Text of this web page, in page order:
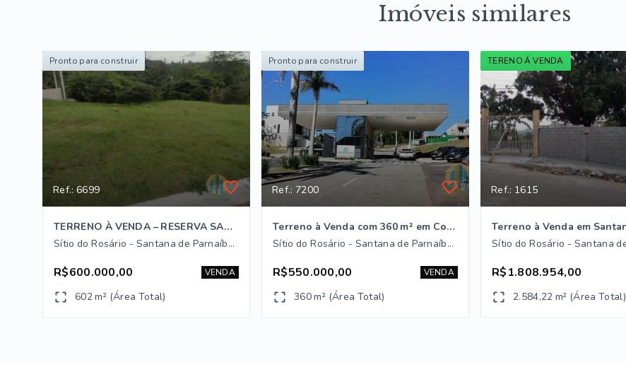
Imóveis similares
Pronto para construir
Ref.: 6699
TERRENO À VENDA – RESERVA SANTA ANA | SANTANA DE PARNAÍBA
Sítio do Rosário - Santana de Parnaíba/SP
R$600.000,00 VENDA
602 m² (Área Total)
Pronto para construir
Ref.: 7200
Terreno à Venda com 360 m² em Condomínio de Alto Padrão – Reserva Santa Anna Outras variações:
Sítio do Rosário - Santana de Parnaíba/SP
R$550.000,00 VENDA
360 m² (Área Total)
TERENO Á VENDA
Ref.: 1615
R$1.808.954,00
2.584,22 m² (Área Total)